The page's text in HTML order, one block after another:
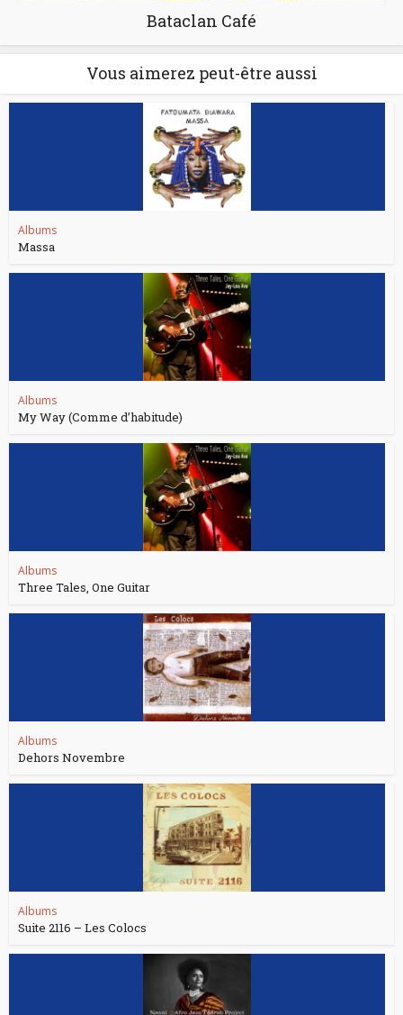
Bataclan Café
Vous aimerez peut-être aussi
Albums
Massa
Albums
My Way (Comme d’habitude)
Albums
Three Tales, One Guitar
Albums
Dehors Novembre
Albums
Suite 2116 – Les Colocs